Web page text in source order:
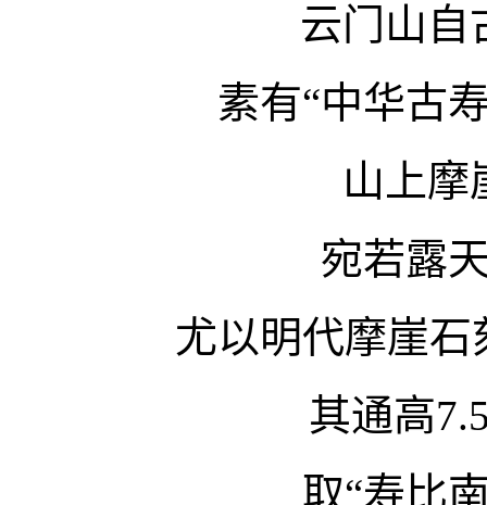
云门山自
素有“中华古
山上摩
宛若露
尤以明代摩崖石
其通高
取“寿比